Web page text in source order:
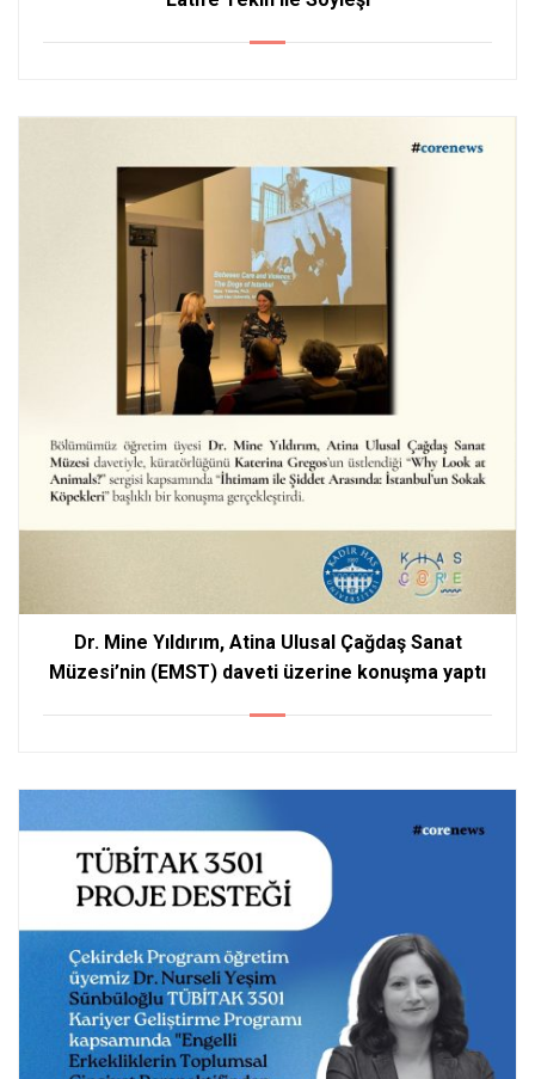
Dr. Mine Yıldırım, Atina Ulusal Çağdaş Sanat
Müzesi’nin (EMST) daveti üzerine konuşma yaptı